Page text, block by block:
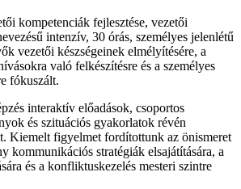
kompetenciák fejlesztése, vezetői
intenzív, 30 órás, személyes jelenlétű
vezetői készségeinek elmélyítésére, a
való felkészítésre és a személyes
fókuszált.
interaktív előadások, csoportos
és szituációs gyakorlatok révén
Kiemelt figyelmet fordítottunk az önismeret
kommunikációs stratégiák elsajátítására, a
és a konfliktuskezelés mesteri szintre